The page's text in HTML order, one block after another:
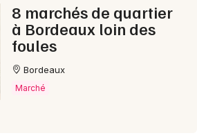
8 marchés de quartier
à Bordeaux loin des
foules
Bordeaux
Marché